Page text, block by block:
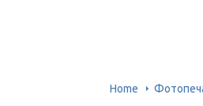
Home